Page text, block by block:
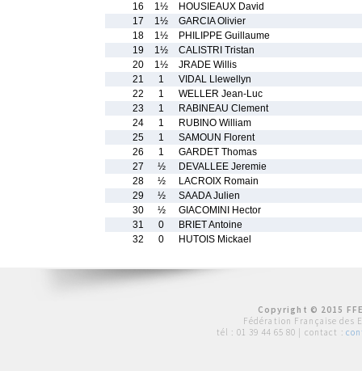
16
1½
HOUSIEAUX David
17
1½
GARCIA Olivier
18
1½
PHILIPPE Guillaume
19
1½
CALISTRI Tristan
20
1½
JRADE Willis
21
1
VIDAL Llewellyn
22
1
WELLER Jean-Luc
23
1
RABINEAU Clement
24
1
RUBINO William
25
1
SAMOUN Florent
26
1
GARDET Thomas
27
½
DEVALLEE Jeremie
28
½
LACROIX Romain
29
½
SAADA Julien
30
½
GIACOMINI Hector
31
0
BRIET Antoine
32
0 HUTOIS Mickael
Copyright © 2015
Fédération Française des
tél : 01 39 44 65 80 | contact :